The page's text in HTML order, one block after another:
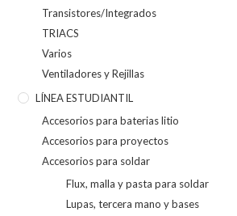
Transistores/Integrados
TRIACS
Varios
Ventiladores y Rejillas
LÍNEA ESTUDIANTIL
Accesorios para baterias litio
Accesorios para proyectos
Accesorios para soldar
Flux, malla y pasta para soldar
Lupas, tercera mano y bases